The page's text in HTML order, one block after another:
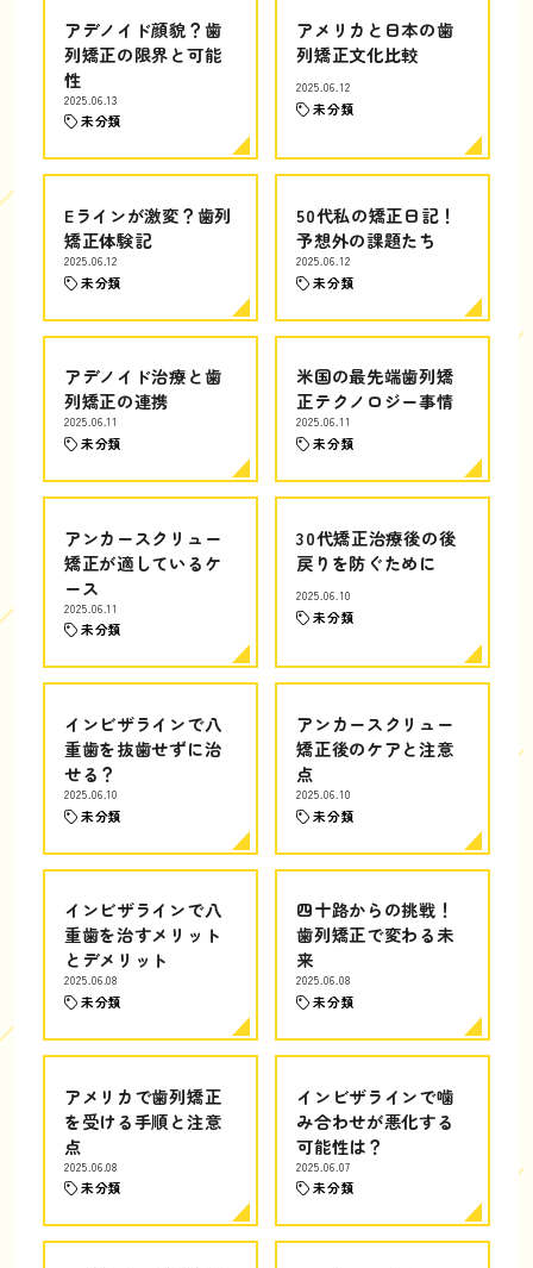
アデノイド顔貌？歯
列矯正の限界と可能
性
2025.06.13
未分類
アメリカと日本の歯
列矯正文化比較
2025.06.12
未分類
Eラインが激変？歯列
矯正体験記
2025.06.12
未分類
50代私の矯正日記！
予想外の課題たち
2025.06.12
未分類
アデノイド治療と歯
列矯正の連携
2025.06.11
未分類
米国の最先端歯列矯
正テクノロジー事情
2025.06.11
未分類
アンカースクリュー
矯正が適しているケ
ース
2025.06.11
未分類
30代矯正治療後の後
戻りを防ぐために
2025.06.10
未分類
インビザラインで八
重歯を抜歯せずに治
せる？
2025.06.10
未分類
アンカースクリュー
矯正後のケアと注意
点
2025.06.10
未分類
インビザラインで八
重歯を治すメリット
とデメリット
2025.06.08
未分類
四十路からの挑戦！
歯列矯正で変わる未
来
2025.06.08
未分類
アメリカで歯列矯正
を受ける手順と注意
点
2025.06.08
未分類
インビザラインで噛
み合わせが悪化する
可能性は？
2025.06.07
未分類